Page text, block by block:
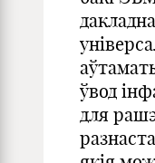
ўвод
для